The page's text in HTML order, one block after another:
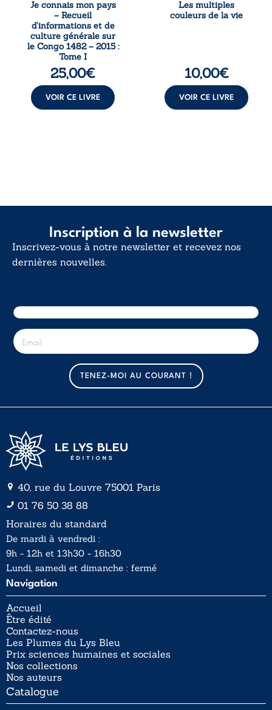
Accessible à tous,
ce recueil offre
des repères
essentiels pour
mieux
comprendre le ...
Je connais mon pays
– Recueil
d’informations et de
culture générale sur
le Congo 1482 – 2015 :
Tome I
25,00€
VOIR CE LIVRE
multiples couleurs
de la vie explore la
Les multiples
couleurs de la vie
10,00€
VOIR CE LIVRE
Inscription à la newsletter
Inscrivez-vous à notre newsletter et recevez nos
dernières nouvelles.
E
-
m
TENEZ-MOI AU COURANT !
40, rue du Louvre 75001 Paris
01 76 50 38 88
Horaires du standard
De mardi à vendredi :
9h - 12h et 13h30 - 16h30
Lundi, samedi et dimanche : fermé
Navigation
Accueil
Être édité
Contactez-nous
Les Plumes du Lys Bleu
Prix sciences humaines et sociales
Nos collections
Nos auteurs
Catalogue